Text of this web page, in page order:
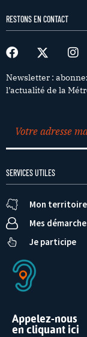
RESTONS EN CONTACT
Newsletter :
l’actualité de la
SERVICES UTILES
Mon territoire
Mes
Je participe
Appelez-nous
en cliquant ici